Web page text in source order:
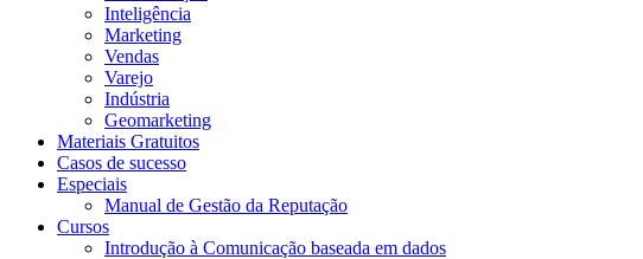
Inteligência
Marketing
Vendas
Varejo
Indústria
Geomarketing
Materiais Gratuitos
Casos de sucesso
Especiais
Manual de Gestão da Reputação
Cursos
Introdução à Comunicação baseada em dados